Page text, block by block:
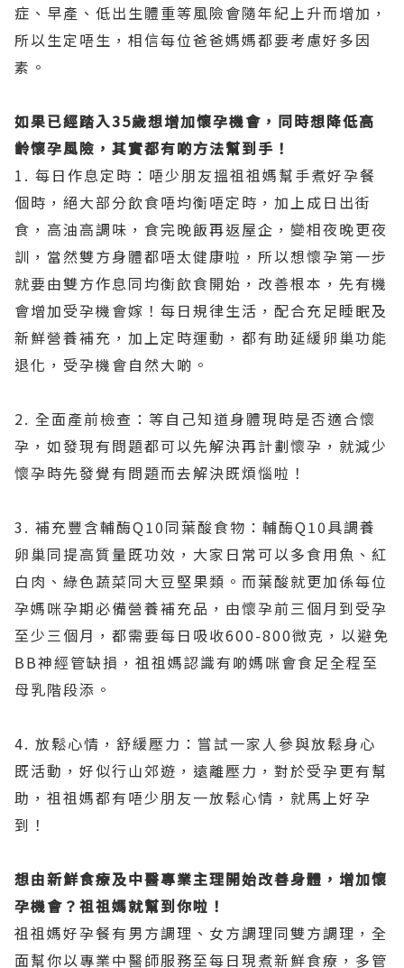
症、早產、低出生體重等風險會隨年紀上升而增加，
所以生定唔生，相信每位爸爸媽媽都要考慮好多因
素。
如果已經踏入35歲想增加懷孕機會，同時想降低高
齡懷孕風險，其實都有啲方法幫到手！
1. 每日作息定時：唔少朋友搵祖祖媽幫手煮好孕餐
個時，絕大部分飲食唔均衡唔定時，加上成日出街
食，高油高調味，食完晚飯再返屋企，變相夜晚更夜
訓，當然雙方身體都唔太健康啦，所以想懷孕第一步
就要由雙方作息同均衡飲食開始，改善根本，先有機
會增加受孕機會嫁！每日規律生活，配合充足睡眠及
新鮮營養補充，加上定時運動，都有助延緩卵巢功能
退化，受孕機會自然大啲。
2. 全面產前檢查：等自己知道身體現時是否適合懷
孕，如發現有問題都可以先解決再計劃懷孕，就減少
懷孕時先發覺有問題而去解決既煩惱啦！
3. 補充豐含輔酶Q10同葉酸食物：輔酶Q10具調養
卵巢同提高質量既功效，大家日常可以多食用魚、紅
白肉、綠色蔬菜同大豆堅果類。而葉酸就更加係每位
孕媽咪孕期必備營養補充品，由懷孕前三個月到受孕
至少三個月，都需要每日吸收600-800微克，以避免
BB神經管缺損，祖祖媽認識有啲媽咪會食足全程至
母乳階段添。
4. 放鬆心情，舒緩壓力：嘗試一家人參與放鬆身心
既活動，好似行山郊遊，遠離壓力，對於受孕更有幫
助，祖祖媽都有唔少朋友一放鬆心情，就馬上好孕
到！
想由新鮮食療及中醫專業主理開始改善身體，增加懷
孕機會？祖祖媽就幫到你啦！
祖祖媽好孕餐有男方調理、女方調理同雙方調理，全
面幫你以專業中醫師服務至每日現煮新鮮食療，多管